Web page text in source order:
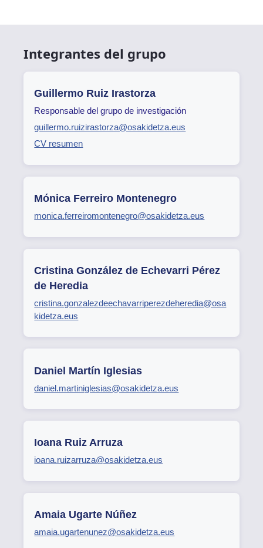
Integrantes del grupo
Guillermo Ruiz Irastorza
Responsable del grupo de investigación
guillermo.ruizirastorza@osakidetza.eus
CV resumen
Mónica Ferreiro Montenegro
monica.ferreiromontenegro@osakidetza.eus
Cristina González de Echevarri Pérez
de Heredia
cristina.gonzalezdeechavarriperezdeheredia@osa
kidetza.eus
Daniel Martín Iglesias
daniel.martiniglesias@osakidetza.eus
Ioana Ruiz Arruza
ioana.ruizarruza@osakidetza.eus
Amaia Ugarte Núñez
amaia.ugartenunez@osakidetza.eus